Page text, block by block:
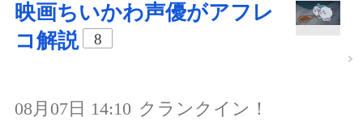
映画ちいかわ声優がアフレ
コ解説
8
08月07日 14:10 クランクイン！